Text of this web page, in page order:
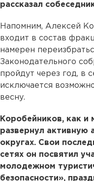
рассказал
Напомним, Алексей
входит в состав
намерен
Законодательного
пройдут через год, в
исключается
весну.
Коробейников, как и
развернул активную
округах. Свои
сетях он посвятил
молодежном
безопасности»,